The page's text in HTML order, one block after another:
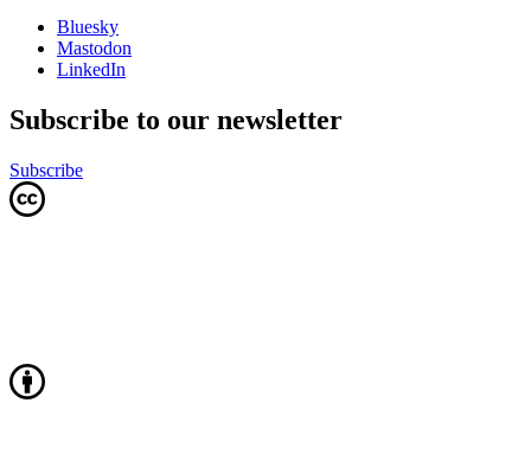
Bluesky
Mastodon
LinkedIn
Subscribe to our newsletter
Subscribe